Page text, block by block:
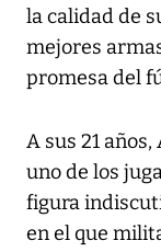
la calidad de
mejores
promesa del
A sus 21
uno de los
figura
en el que